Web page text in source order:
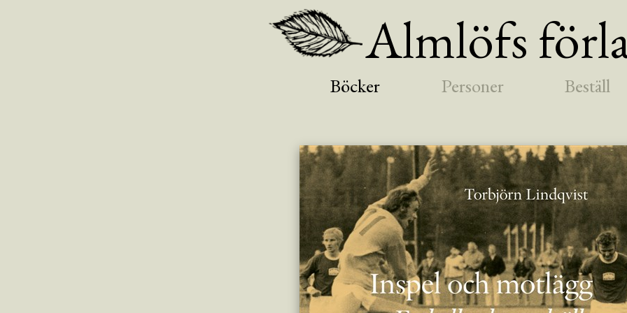
Almlöfs
Böcker Personer Beställ